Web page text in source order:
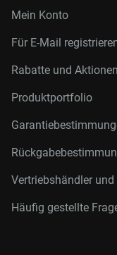
Mein Konto
Für E-Mail
Rabatte und Aktionen
Produktportfolio
Vertriebshändler
Häufig gestellte